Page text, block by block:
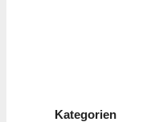
Kategorien